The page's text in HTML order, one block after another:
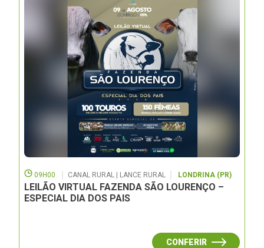
09H00 CANAL RURAL | LANCE RURAL LONDRINA (PR)
LEILÃO VIRTUAL FAZENDA SÃO LOURENÇO –
ESPECIAL DIA DOS PAIS
CONFERIR